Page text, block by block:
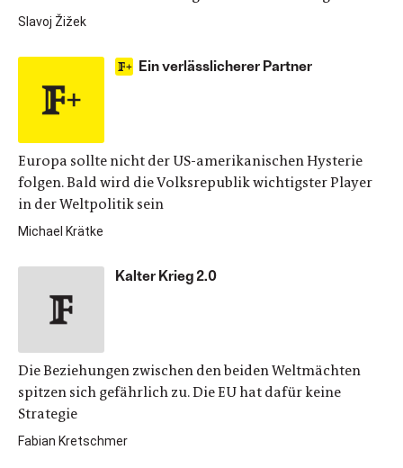
Slavoj Žižek
Ein verlässlicherer Partner
Europa sollte nicht der US-amerikanischen Hysterie
folgen. Bald wird die Volksrepublik wichtigster Player
in der Weltpolitik sein
Michael Krätke
Kalter Krieg 2.0
Die Beziehungen zwischen den beiden Weltmächten
spitzen sich gefährlich zu. Die EU hat dafür keine
Strategie
Fabian Kretschmer